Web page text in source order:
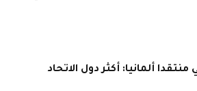
منتقدا ألمانيا: أكثر دول الاتحاد